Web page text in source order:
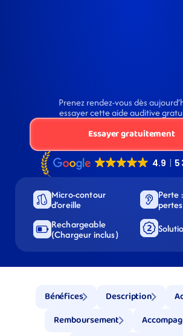
Prenez rendez-vous dès
essayer cette aide auditive
Essayer gratuitement
Micro-contour
d’oreille
Perte
Rechargeable
(Chargeur inclus)
Bénéfices Description
Remboursement